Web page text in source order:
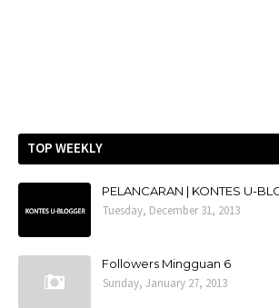
TOP WEEKLY
PELANCARAN | KONTES U-
Tuesday, December 31, 2013
Followers Mingguan 6
Sunday, January 27, 2013